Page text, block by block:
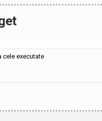
cele executate